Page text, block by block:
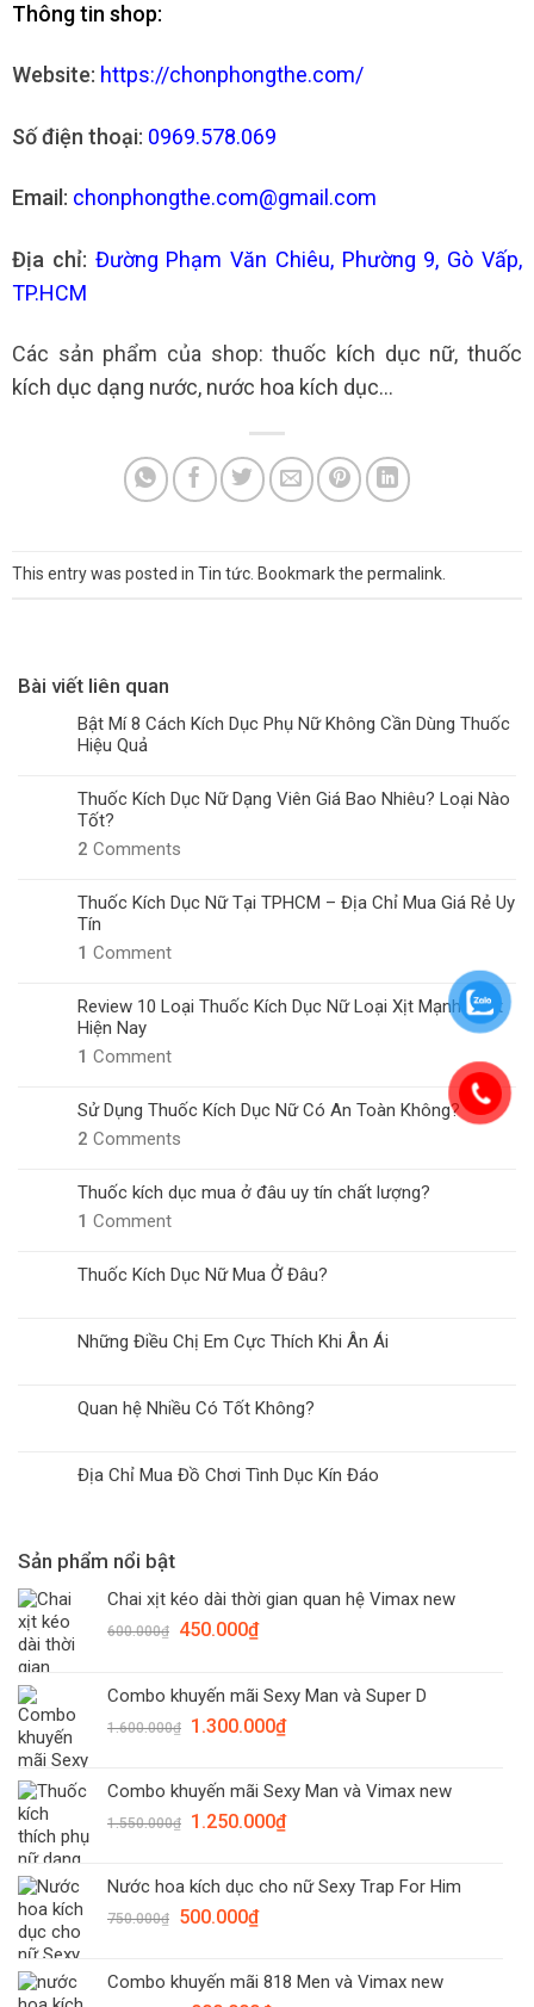
Thông tin shop:
Website: https://chonphongthe.com/
Số điện thoại: 0969.578.069
Email: chonphongthe.com@gmail.com
Địa chỉ: Đường Phạm Văn Chiêu, Phường 9, Gò Vấp,
TP.HCM
Các sản phẩm của shop:thuốc kích dục nữ,thuốc
kích dục dạng nước, nước hoa kích dục…
This entry was posted in Tin tức. Bookmark the permalink.
Bài viết liên quan
Bật Mí 8 Cách Kích Dục Phụ Nữ Không Cần Dùng Thuốc
Hiệu Quả
Thuốc Kích Dục Nữ Dạng Viên Giá Bao Nhiêu? Loại Nào
Tốt?
2 Comments
Thuốc Kích Dục Nữ Tại TPHCM – Địa Chỉ Mua Giá Rẻ Uy
Tín
1 Comment
Review 10 Loại Thuốc Kích Dục Nữ Loại Xịt Mạnh Nhất
Hiện Nay
1 Comment
Sử Dụng Thuốc Kích Dục Nữ Có An Toàn Không?
2 Comments
Thuốc kích dục mua ở đâu uy tín chất lượng?
1 Comment
Thuốc Kích Dục Nữ Mua Ở Đâu?
Những Điều Chị Em Cực Thích Khi Ân Ái
Quan hệ Nhiều Có Tốt Không?
Địa Chỉ Mua Đồ Chơi Tình Dục Kín Đáo
Sản phẩm nổi bật
Chai xịt kéo dài thời gian quan hệ Vimax new
600.000₫
Giá
600.000₫.
450.000₫Giá
là:
450.000₫.
Combo khuyến mãi Sexy Man và Super D
1.600.000₫
Giá
1.600.000₫.
1.300.000₫Giá
là:
1.300.000₫.
Combo khuyến mãi Sexy Man và Vimax new
1.550.000₫
Giá
1.550.000₫.
1.250.000₫Giá
là:
Nước hoa kích dục cho nữ Sexy Trap For Him
750.000₫
Giá
750.000₫.
500.000₫Giá
là:
Combo khuyến mãi 818 Men và Vimax new